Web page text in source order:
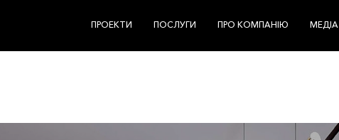
ПРОЕКТИ ПОСЛУГИ ПРО КОМПАНІЮ МЕДІА